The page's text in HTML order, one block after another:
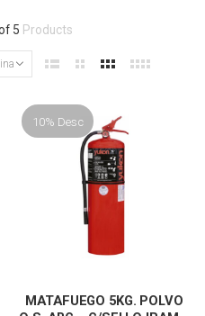
5 Products
10% Desc
MATAFUEGO 5KG. POLVO